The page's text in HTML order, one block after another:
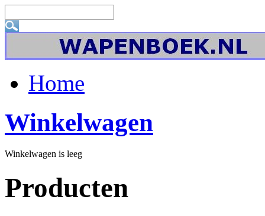
Home
Winkelwagen
Winkelwagen is leeg
Producten